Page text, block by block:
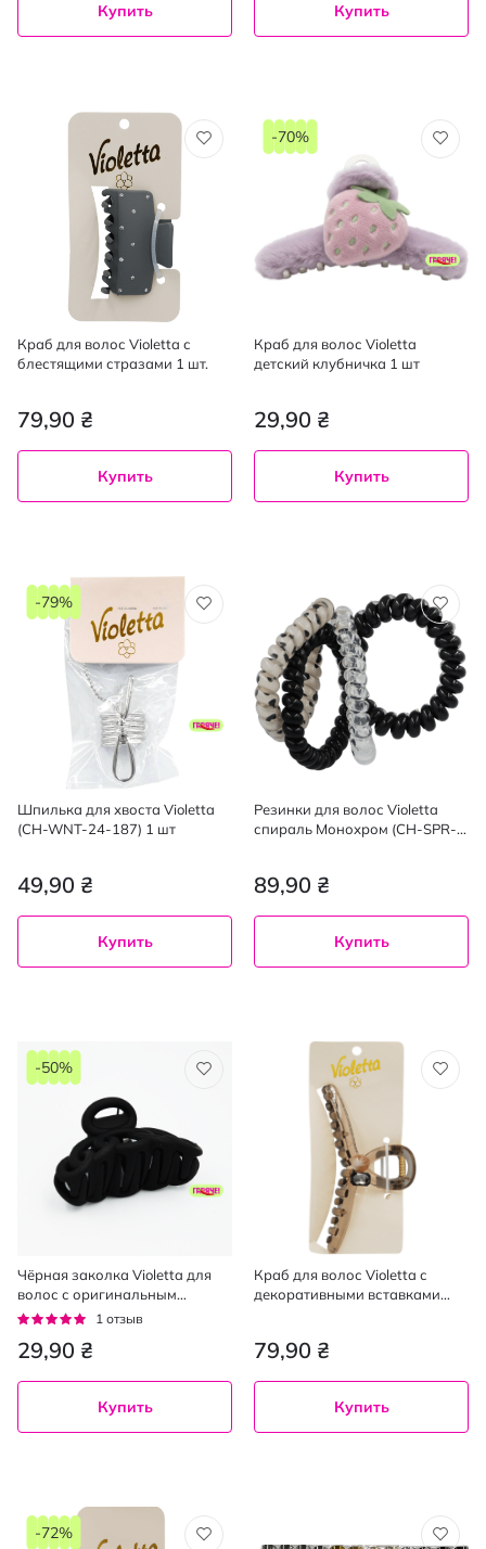
Купить Купить
Краб для волос Violetta с
блестящими стразами 1 шт.
79,90 ₴
Купить
Краб для волос Violetta
детский клубничка 1 шт
29,90 ₴
-70%
Купить
Шпилька для хвоста Violetta
(CH-WNT-24-187) 1 шт
49,90 ₴
-79%
Купить
Резинки для волос Violetta
спираль Монохром (CH-SPR-
89,90 ₴
Купить
Чёрная заколка Violetta для
волос с оригинальным
дизайном 1 шт.
Рейтинг:
1 отзыв
29,90 ₴
-50%
Купить
Краб для волос Violetta с
декоративными вставками
79,90 ₴
Купить
-72%